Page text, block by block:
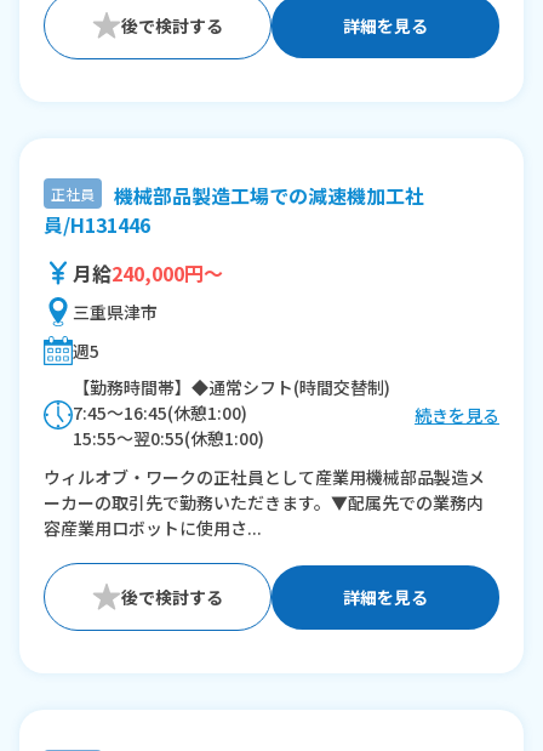
詳細を見る
正社員
機械部品製造工場での減速機加工社
員/H131446
月給240,000円～
三重県津市
週5
【勤務時間帯】◆通常シフト(時間交替制)
7:45〜16:45(休憩1:00)
15:55〜翌0:55(休憩1:00)
※残業：30〜40時間程度/月
続きを見る
ウィルオブ・ワークの正社員として産業用機械部品製造メ
ーカーの取引先で勤務いただきます。▼配属先での業務内
容産業用ロボットに使用さ...
詳細を見る